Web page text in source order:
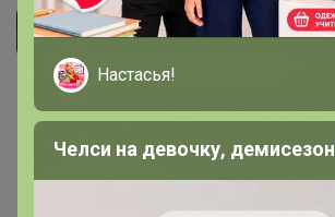
Настасья!
Челси на девочку, демисезон